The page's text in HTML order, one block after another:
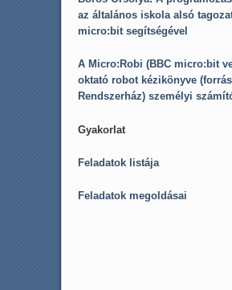
az általános iskola alsó
micro:bit segítségével
A Micro:Robi (BBC micro:bit
oktató robot kézikönyve
Rendszerház) személyi
Gyakorlat
Feladatok listája
Feladatok megoldásai